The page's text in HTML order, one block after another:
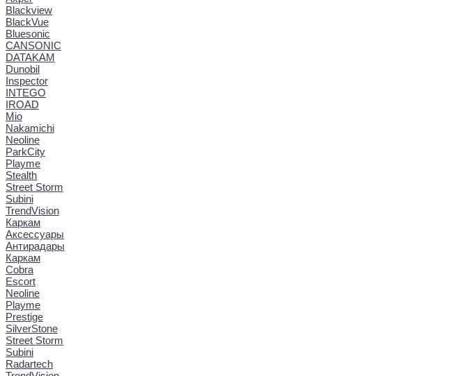
Blackview
BlackVue
Bluesonic
CANSONIC
DATAKAM
Dunobil
Inspector
INTEGO
IROAD
Mio
Nakamichi
Neoline
ParkCity
Playme
Stealth
Street Storm
Subini
TrendVision
Каркам
Аксессуары
Антирадары
Каркам
Cobra
Escort
Neoline
Playme
Prestige
SilverStone
Street Storm
Subini
Radartech